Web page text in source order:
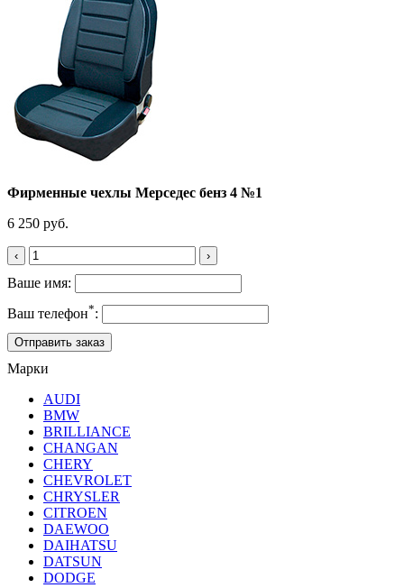
Фирменные чехлы Мерседес бенз 4 №1
6 250 руб.
‹ ›
Ваше имя:
Ваш телефон*:
Марки
AUDI
BMW
BRILLIANCE
CHANGAN
CHERY
CHEVROLET
CHRYSLER
CITROEN
DAEWOO
DAIHATSU
DATSUN
DODGE